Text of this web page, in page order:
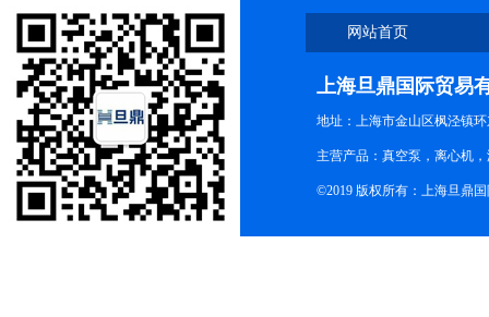
网站首页
上海旦鼎国际贸易
地址：上海市金山区枫泾镇
主营产品：真空泵，离心机
©2019 版权所有：上海旦鼎